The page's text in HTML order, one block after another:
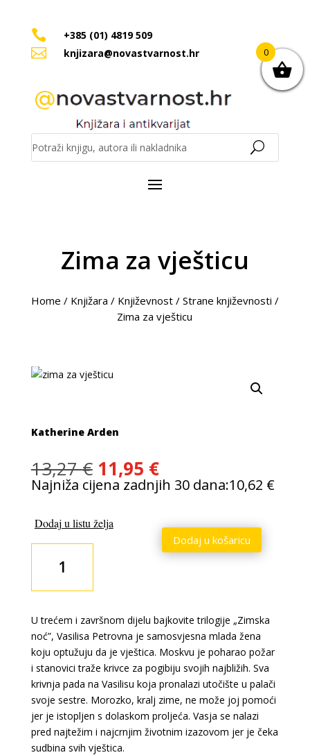
 +385 (01) 4819 509
 knjizara@novastvarnost.hr
Zima za vješticu
Home / Knjižara / Književnost/ Strane književnosti /
Zima za vješticu
-10 %
Katherine Arden
13,27€ Izvorna
cijena
je:
13,27 €.
11,95 €Trenutna
cijena
Najniža cijena zadnjih 30 dana:10,62 €
Dodaj u listu želja
Dodaj u košaricu
U trećem i završnom dijelu bajkovite trilogije „Zimska
noć”, Vasilisa Petrovna je samosvjesna mlada žena
koju optužuju da je vještica. Moskvu je poharao požar
i stanovici traže krivce za pogibiju svojih najbližih. Sva
krivnja pada na Vasilisu koja pronalazi utočište u palači
svoje sestre. Morozko, kralj zime, ne može joj pomoći
jer je istopljen s dolaskom proljeća. Vasja se nalazi
pred najtežim i najcrnjim životnim izazovom jer je čeka
sudbina svih vještica.
0